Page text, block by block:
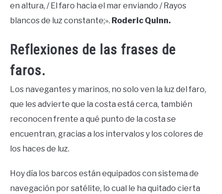
en altura, / El faro hacia el mar enviando / Rayos
blancos de luz constante;». Roderic Quinn.
Reflexiones de las frases de
faros.
Los navegantes y marinos, no solo ven la luz del faro,
que les advierte que la costa está cerca, también
reconocen frente a qué punto de la costa se
encuentran, gracias a los intervalos y los colores de
los haces de luz.
Hoy día los barcos están equipados con sistema de
navegación por satélite, lo cual le ha quitado cierta